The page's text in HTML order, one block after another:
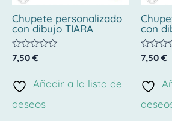
Chupete personalizado
con dibujo TIARA
Valorado
con
de
5
7,50 €
Añadir a la lista de
deseos
con
Valorado
con
de
5
7,50 €